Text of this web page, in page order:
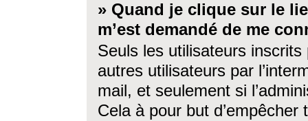
» Quand je clique sur le
m’est demandé de me
Seuls les utilisateurs
autres utilisateurs par
mail, et seulement si
Cela à pour but